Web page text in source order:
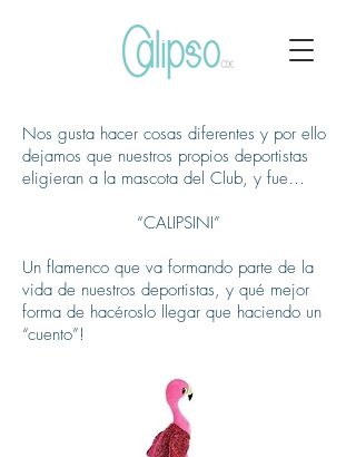
Nos gusta hacer cosas diferentes y por ello
dejamos que nuestros propios deportistas
eligieran a la mascota del Club, y fue…
“CALIPSINI”
Un flamenco que va formando parte de la
vida de nuestros deportistas, y qué mejor
forma de hacéroslo llegar que haciendo un
“cuento”!